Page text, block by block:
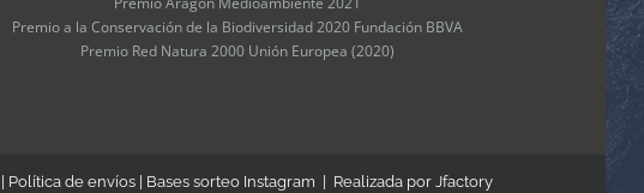
Premio a la Conservación de la Biodiversidad 2020 Fundación BBVA
Premio Red Natura 2000 Unión Europea (2020)
Política de envíos| Bases sorteo Instagram | Realizada por Jfactory